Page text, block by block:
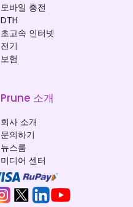
모바일 충전
DTH
초고속 인터넷
전기
보험
Prune 소개
회사 소개
문의하기
뉴스룸
미디어 센터